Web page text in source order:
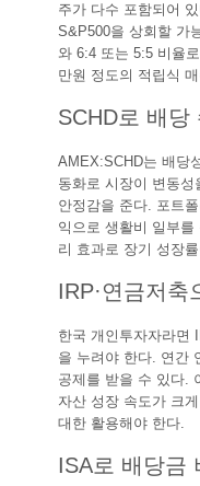
주가 다수 포함되어
S&P500을 상회할 가
와 6:4 또는 5:5 비율
만원 정도의 적립식
SCHD로 배당
AMEX:SCHD는 배당
동화로 시장이 변동
안정감을 준다. 포트
익으로 생활비 일부
리 효과로 장기 성장
IRP·연금저
한국 개인투자자라면
을 누려야 한다. 연간
공제를 받을 수 있다.
자산 성장 속도가 크
대한 활용해야 한다.
ISA로 배당금